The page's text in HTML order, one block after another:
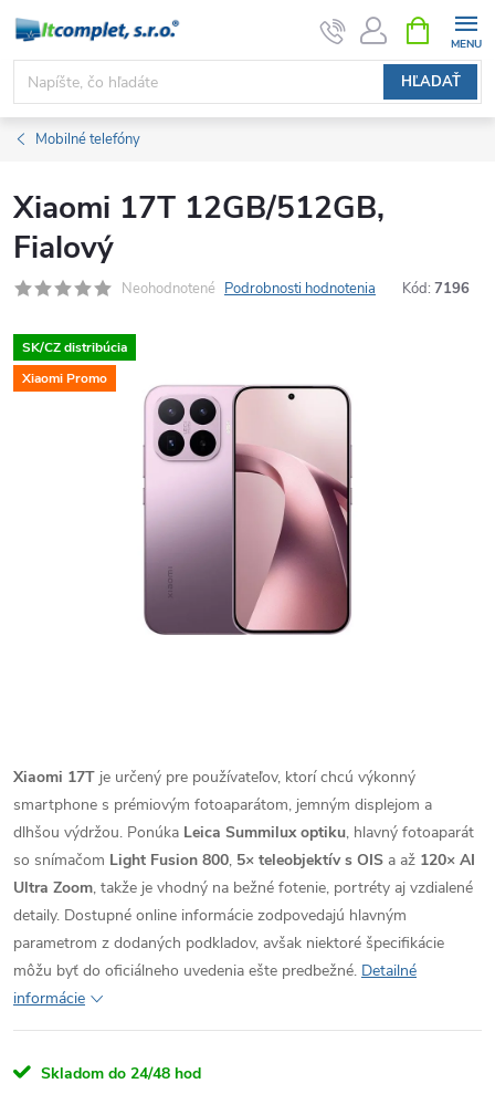
Prejsť
obsah
HĽADAŤ
KOŠÍK
Mobilné telefóny
Xiaomi 17T 12GB/512GB,
Fialový
Neohodnotené Podrobnosti hodnotenia Kód: 7196
SK/CZ distribúcia
Xiaomi Promo
Xiaomi 17T je určený pre používateľov, ktorí chcú výkonný
smartphone s prémiovým fotoaparátom, jemným displejom a
dlhšou výdržou. Ponúka Leica Summilux optiku, hlavný fotoaparát
so snímačom Light Fusion 800, 5× teleobjektív s OIS a až 120× AI
Ultra Zoom, takže je vhodný na bežné fotenie, portréty aj vzdialené
detaily. Dostupné online informácie zodpovedajú hlavným
parametrom z dodaných podkladov, avšak niektoré špecifikácie
môžu byť do oficiálneho uvedenia ešte predbežné. Detailné
informácie
Skladom do 24/48 hod